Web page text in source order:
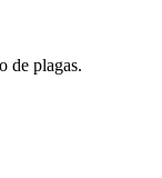
de plagas.